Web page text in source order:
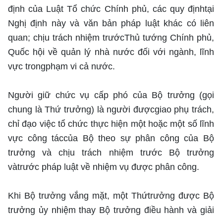
định của Luật Tổ chức Chính phủ, các quy địnhtại
Nghị định này và văn bản pháp luật khác có liên
quan; chịu trách nhiệm trướcThủ tướng Chính phủ,
Quốc hội về quản lý nhà nước đối với ngành, lĩnh
vực trongphạm vi cả nước.
Người giữ chức vụ cấp phó của Bộ trưởng (gọi
chung là Thứ trưởng) là người đượcgiao phụ trách,
chỉ đạo việc tổ chức thực hiện một hoặc một số lĩnh
vực công táccủa Bộ theo sự phân công của Bộ
trưởng và chịu trách nhiệm trước Bộ trưởng
vàtrước pháp luật về nhiệm vụ được phân công.
Khi Bộ trưởng vắng mặt, một Thứtrưởng được Bộ
trưởng ủy nhiệm thay Bộ trưởng điều hành và giải